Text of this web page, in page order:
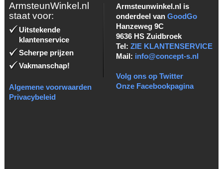
ArmsteunWinkel.nl
staat voor:
Uitstekende
klantenservice
Scherpe prijzen
Vakmanschap!
Algemene voorwaarden
Privacybeleid
Armsteunwinkel.nl is
onderdeel van GoodGo
Hanzeweg 9C
9636 HS Zuidbroek
Tel: ZIE KLANTENSERVICE
Mail: info@concept-s.nl
Volg ons op Twitter
Onze Facebookpagina